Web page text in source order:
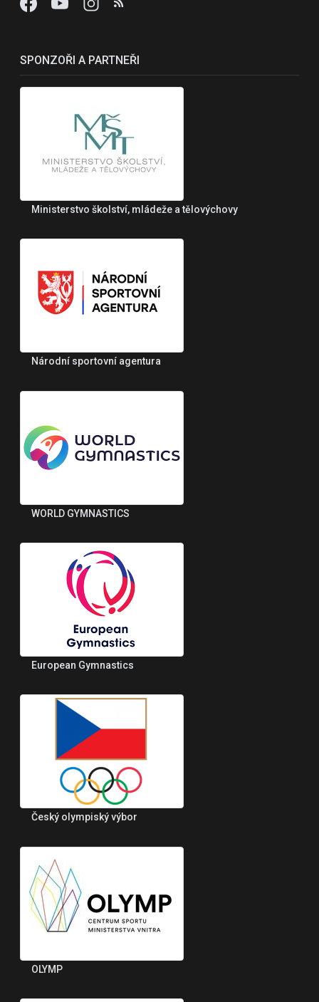
SPONZOŘI A PARTNEŘI
Ministerstvo školství, mládeže a tělovýchovy
Národní sportovní agentura
WORLD GYMNASTICS
European Gymnastics
Český olympiský výbor
OLYMP